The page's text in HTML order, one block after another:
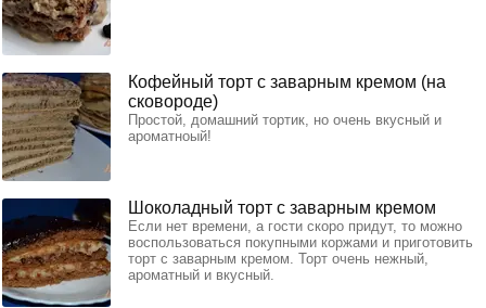
Кофейный торт с заварным кремом (на
сковороде)
Простой, домашний тортик, но очень вкусный и
ароматноый!
Шоколадный торт с заварным кремом
Если нет времени, а гости скоро придут, то можно
воспользоваться покупными коржами и приготовить
торт с заварным кремом. Торт очень нежный,
ароматный и вкусный.